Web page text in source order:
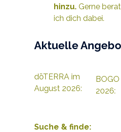
hinzu.Gerne
ich dich dabei.
Aktuelle
dōTERRA im
August 2026:
2026:
Suche & finde: